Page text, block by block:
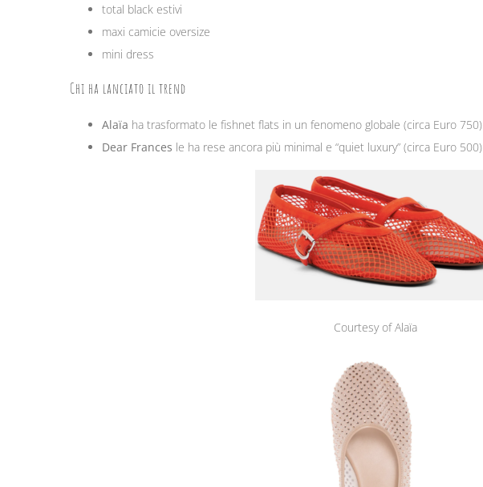
total black estivi
maxi camicie oversize
mini dress
Chi ha lanciato il trend
Alaïa ha trasformato le fishnet flats in un fenomeno globale (circa Euro 750)
Dear Frances le ha rese ancora più minimal e “quiet luxury” (circa Euro 500)
Courtesy of Alaïa